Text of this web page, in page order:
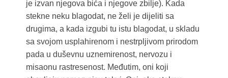
je izvan njegova bića i njegove zbilje). Kada
stekne neku blagodat, ne želi je dijeliti sa
drugima, a kada izgubi tu istu blagodat, u skladu
sa svojom usplahirenom i nestrpljivom prirodom
pada u duševnu uznemirenost, nervozu i
misaonu rastresenost. Međutim, oni koji